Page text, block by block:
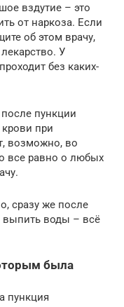
вздутие – это
от наркоза. Если
об этом врачу,
У
без каких-
пункции
при
возможно, во
все равно о любых
сразу же после
выпить воды – всё
была
пункция